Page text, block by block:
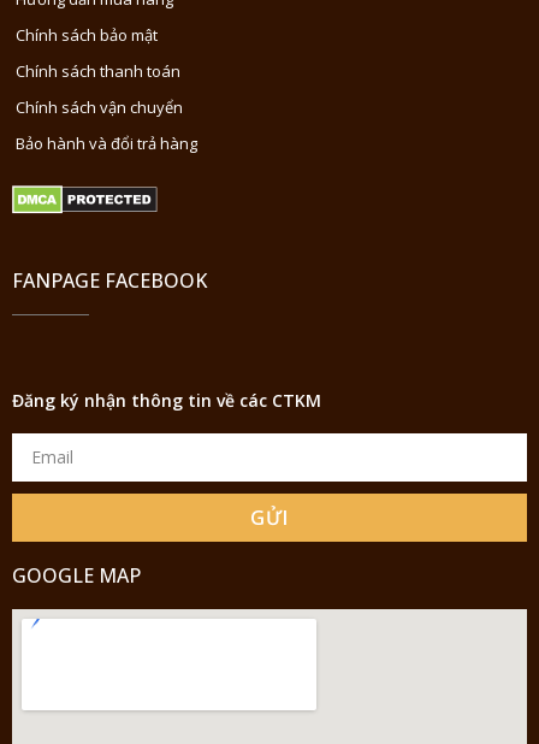
Chính sách bảo mật
Chính sách thanh toán
Chính sách vận chuyển
Bảo hành và đổi trả hàng
FANPAGE FACEBOOK
Đăng ký nhận thông tin về các CTKM
GỬI
GOOGLE MAP